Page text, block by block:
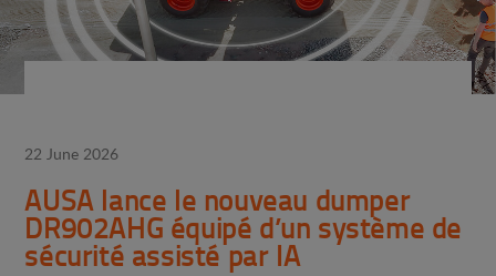
22 June 2026
AUSA lance le nouveau dumper
DR902AHG équipé d’un système de
sécurité assisté par IA